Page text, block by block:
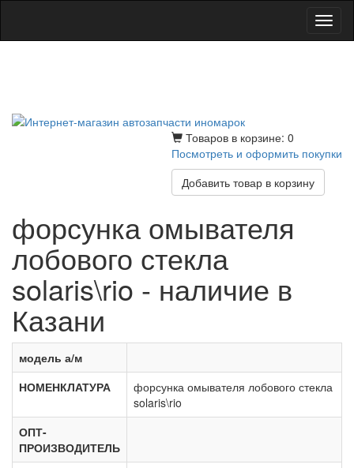
Товаров в корзине: 0
Посмотреть и оформить покупки
Добавить товар в корзину
форсунка омывателя
лобового стекла
solaris\rio - наличие в
Казани
модель а/м
НОМЕНКЛАТУРА
форсунка омывателя лобового стекла
solaris\rio
ОПТ-
ПРОИЗВОДИТЕЛЬ